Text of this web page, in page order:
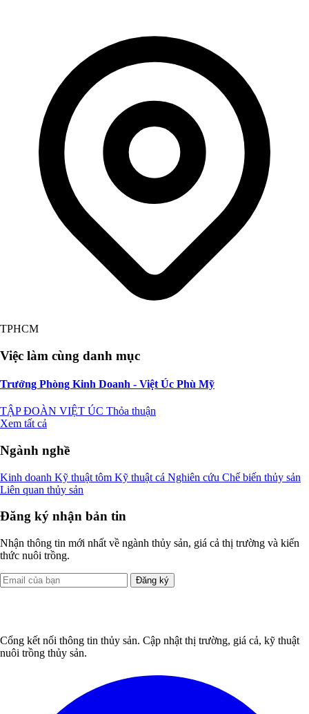
TPHCM
Việc làm cùng danh mục
Trưởng Phòng Kinh Doanh - Việt Úc Phù Mỹ
TẬP ĐOÀN VIỆT ÚC Thỏa thuận
Xem tất cả
Ngành nghề
Kinh doanh Kỹ thuật tôm Kỹ thuật cá Nghiên cứu Chế biến thủy sản
Liên quan thủy sản
Đăng ký nhận bản tin
Nhận thông tin mới nhất về ngành thủy sản, giá cả thị trường và kiến
thức nuôi trồng.
Đăng ký
Cổng kết nối thông tin thủy sản. Cập nhật thị trường, giá cả, kỹ thuật
nuôi trồng thủy sản.